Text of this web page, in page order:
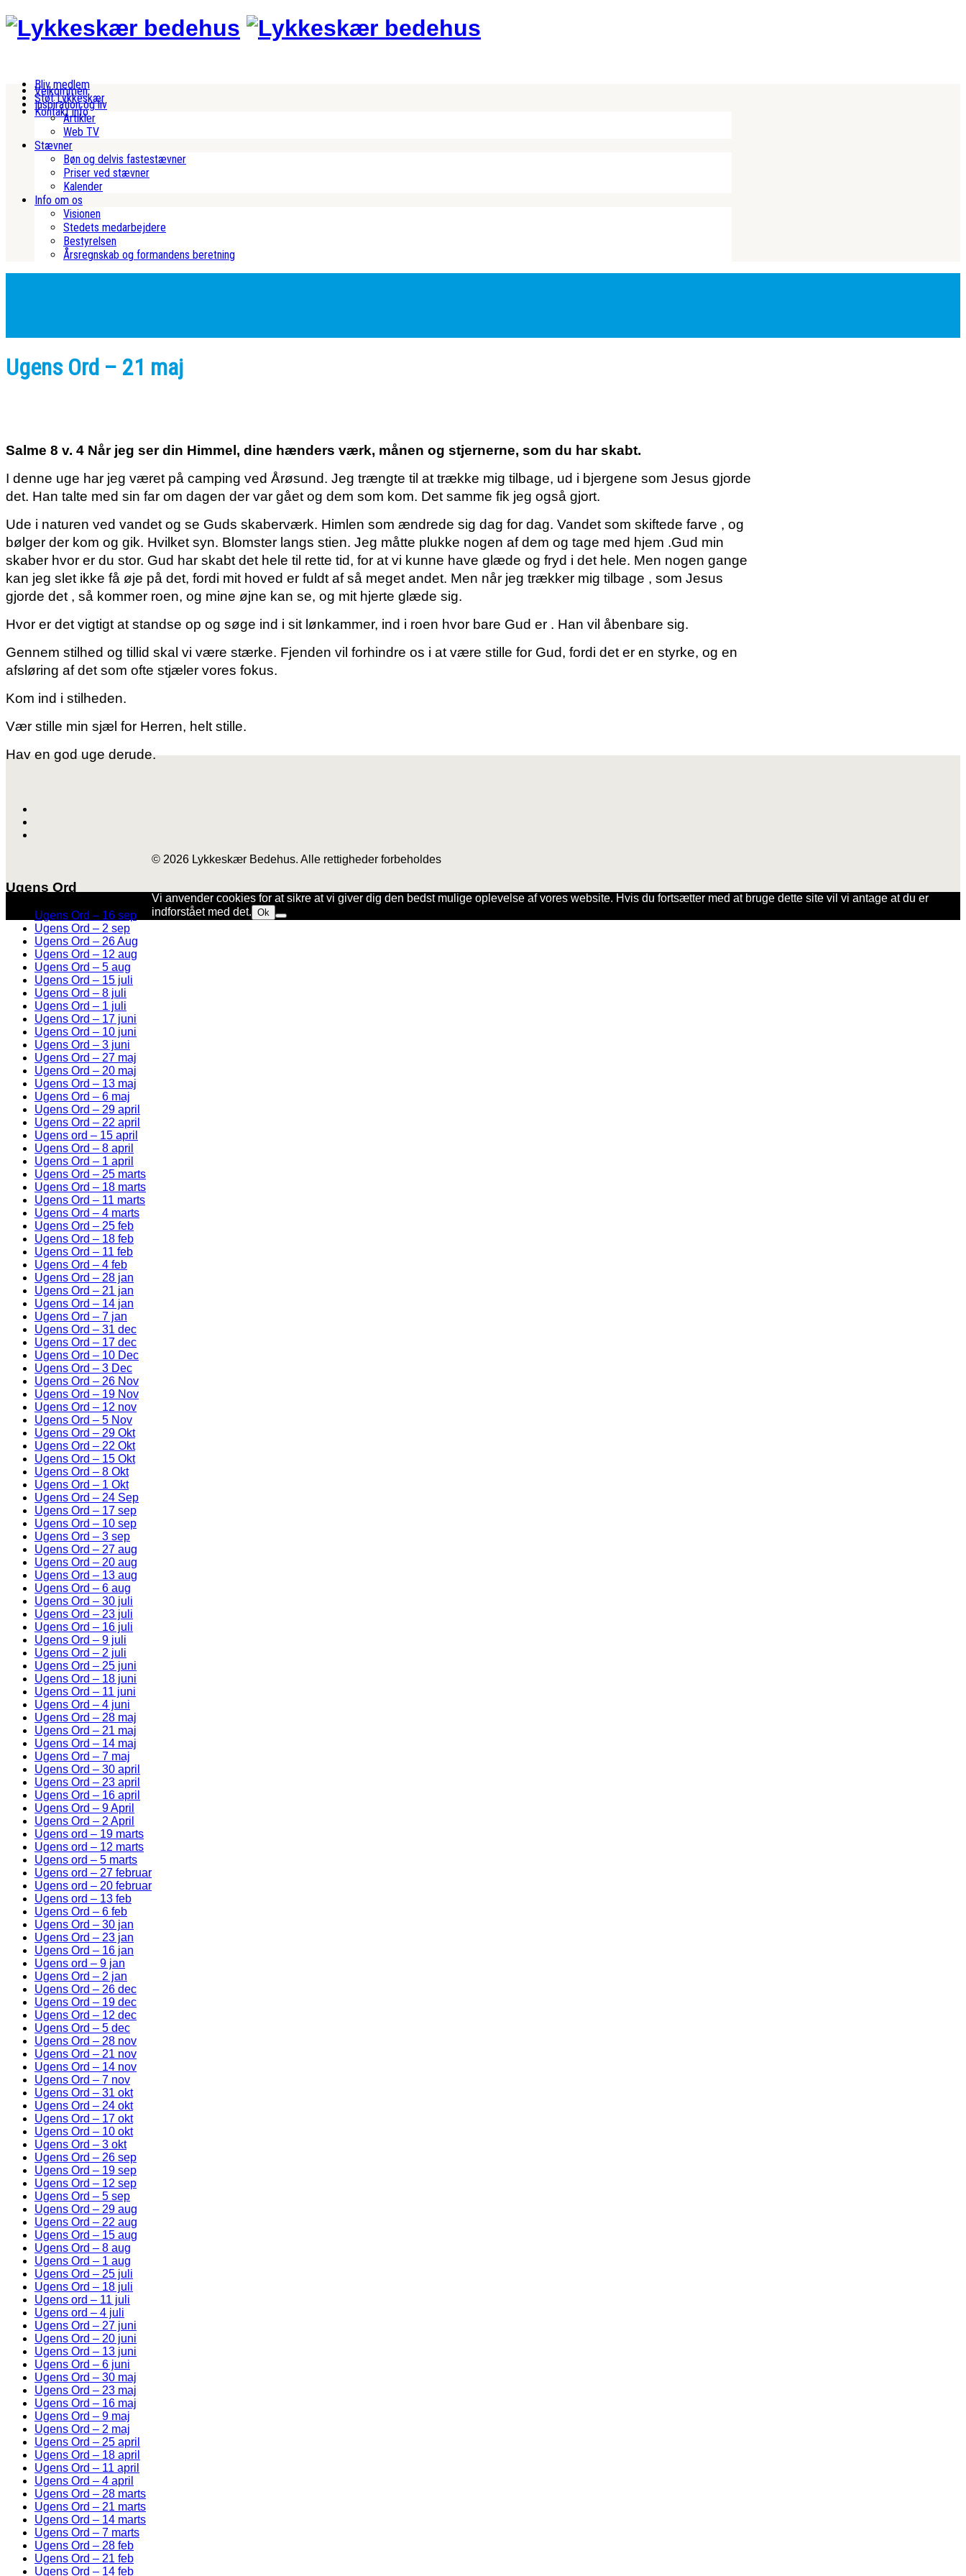
Bliv medlem
Støt Lykkeskær
Kontakt info
Velkommen
Inspiration og liv
Artikler
Web TV
Stævner
Bøn og delvis fastestævner
Priser ved stævner
Kalender
Info om os
Visionen
Stedets medarbejdere
Bestyrelsen
Årsregnskab og formandens beretning
Ugens Ord – 21 maj
Salme 8 v. 4 Når jeg ser din Himmel, dine hænders værk, månen og stjernerne, som du har skabt.
I denne uge har jeg været på camping ved Årøsund. Jeg trængte til at trække mig tilbage, ud i bjergene som Jesus gjorde
det. Han talte med sin far om dagen der var gået og dem som kom. Det samme fik jeg også gjort.
Ude i naturen ved vandet og se Guds skaberværk. Himlen som ændrede sig dag for dag. Vandet som skiftede farve , og
bølger der kom og gik. Hvilket syn. Blomster langs stien. Jeg måtte plukke nogen af dem og tage med hjem .Gud min
skaber hvor er du stor. Gud har skabt det hele til rette tid, for at vi kunne have glæde og fryd i det hele. Men nogen gange
kan jeg slet ikke få øje på det, fordi mit hoved er fuldt af så meget andet. Men når jeg trækker mig tilbage , som Jesus
gjorde det , så kommer roen, og mine øjne kan se, og mit hjerte glæde sig.
Hvor er det vigtigt at standse op og søge ind i sit lønkammer, ind i roen hvor bare Gud er . Han vil åbenbare sig.
Gennem stilhed og tillid skal vi være stærke. Fjenden vil forhindre os i at være stille for Gud, fordi det er en styrke, og en
afsløring af det som ofte stjæler vores fokus.
Kom ind i stilheden.
Vær stille min sjæl for Herren, helt stille.
Hav en god uge derude.
Ugens Ord
Ugens Ord – 16 sep
Ugens Ord – 2 sep
Ugens Ord – 26 Aug
Ugens Ord – 12 aug
Ugens Ord – 5 aug
Ugens Ord – 15 juli
Ugens Ord – 8 juli
Ugens Ord – 1 juli
Ugens Ord – 17 juni
Ugens Ord – 10 juni
Ugens Ord – 3 juni
Ugens Ord – 27 maj
Ugens Ord – 20 maj
Ugens Ord – 13 maj
Ugens Ord – 6 maj
Ugens Ord – 29 april
Ugens Ord – 22 april
Ugens ord – 15 april
Ugens Ord – 8 april
Ugens Ord – 1 april
Ugens Ord – 25 marts
Ugens Ord – 18 marts
Ugens Ord – 11 marts
Ugens Ord – 4 marts
Ugens Ord – 25 feb
Ugens Ord – 18 feb
Ugens Ord – 11 feb
Ugens Ord – 4 feb
Ugens Ord – 28 jan
Ugens Ord – 21 jan
Ugens Ord – 14 jan
Ugens Ord – 7 jan
Ugens Ord – 31 dec
Ugens Ord – 17 dec
Ugens Ord – 10 Dec
Ugens Ord – 3 Dec
Ugens Ord – 26 Nov
Ugens Ord – 19 Nov
Ugens Ord – 12 nov
Ugens Ord – 5 Nov
Ugens Ord – 29 Okt
Ugens Ord – 22 Okt
Ugens Ord – 15 Okt
Ugens Ord – 8 Okt
Ugens Ord – 1 Okt
Ugens Ord – 24 Sep
Ugens Ord – 17 sep
Ugens Ord – 10 sep
Ugens Ord – 3 sep
Ugens Ord – 27 aug
Ugens Ord – 20 aug
Ugens Ord – 13 aug
Ugens Ord – 6 aug
Ugens Ord – 30 juli
Ugens Ord – 23 juli
Ugens Ord – 16 juli
Ugens Ord – 9 juli
Ugens Ord – 2 juli
Ugens Ord – 25 juni
Ugens Ord – 18 juni
Ugens Ord – 11 juni
Ugens Ord – 4 juni
Ugens Ord – 28 maj
Ugens Ord – 21 maj
Ugens Ord – 14 maj
Ugens Ord – 7 maj
Ugens Ord – 30 april
Ugens Ord – 23 april
Ugens Ord – 16 april
Ugens Ord – 9 April
Ugens Ord – 2 April
Ugens ord – 19 marts
Ugens ord – 12 marts
Ugens ord – 5 marts
Ugens ord – 27 februar
Ugens ord – 20 februar
Ugens ord – 13 feb
Ugens Ord – 6 feb
Ugens Ord – 30 jan
Ugens Ord – 23 jan
Ugens Ord – 16 jan
Ugens ord – 9 jan
Ugens Ord – 2 jan
Ugens Ord – 26 dec
Ugens Ord – 19 dec
Ugens Ord – 12 dec
Ugens Ord – 5 dec
Ugens Ord – 28 nov
Ugens Ord – 21 nov
Ugens Ord – 14 nov
Ugens Ord – 7 nov
Ugens Ord – 31 okt
Ugens Ord – 24 okt
Ugens Ord – 17 okt
Ugens Ord – 10 okt
Ugens Ord – 3 okt
Ugens Ord – 26 sep
Ugens Ord – 19 sep
Ugens Ord – 12 sep
Ugens Ord – 5 sep
Ugens Ord – 29 aug
Ugens Ord – 22 aug
Ugens Ord – 15 aug
Ugens Ord – 8 aug
Ugens Ord – 1 aug
Ugens Ord – 25 juli
Ugens Ord – 18 juli
Ugens ord – 11 juli
Ugens ord – 4 juli
Ugens Ord – 27 juni
Ugens Ord – 20 juni
Ugens Ord – 13 juni
Ugens Ord – 6 juni
Ugens Ord – 30 maj
Ugens Ord – 23 maj
Ugens Ord – 16 maj
Ugens Ord – 9 maj
Ugens Ord – 2 maj
Ugens Ord – 25 april
Ugens Ord – 18 april
Ugens Ord – 11 april
Ugens Ord – 4 april
Ugens Ord – 28 marts
Ugens Ord – 21 marts
Ugens Ord – 14 marts
Ugens Ord – 7 marts
Ugens Ord – 28 feb
Ugens Ord – 21 feb
Ugens Ord – 14 feb
© 2026 Lykkeskær Bedehus. Alle rettigheder forbeholdes
Vi anvender cookies for at sikre at vi giver dig den bedst mulige oplevelse af vores website. Hvis du fortsætter med at bruge dette site vil vi antage at du er
indforstået med det. Ok